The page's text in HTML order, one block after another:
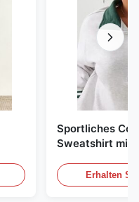
Sportliches
Sweatshirt mit
Erhalten